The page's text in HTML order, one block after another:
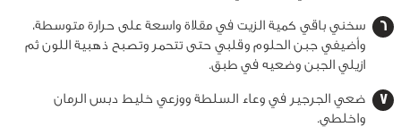
سخني باقي كمية الزيت في مقلاة واسعة على حرارة متوسطة،
وأضيفي جبن الحلوم وقلبي حتى تتحمر وتصبح ذهبية اللون ثم
ازيلي الجبن وضعيه في طبق.
ضعي الجرجير في وعاء السلطة ووزعي خليط دبس الرمان
واخلطي.